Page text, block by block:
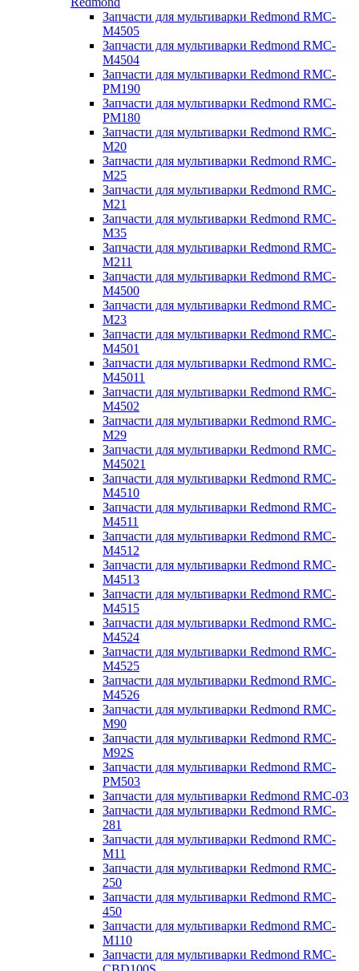
Запчасти для мультиварки Redmond RMC-
M4505
Запчасти для мультиварки Redmond RMC-
M4504
Запчасти для мультиварки Redmond RMC-
PM190
Запчасти для мультиварки Redmond RMC-
PM180
Запчасти для мультиварки Redmond RMC-
M20
Запчасти для мультиварки Redmond RMC-
M25
Запчасти для мультиварки Redmond RMC-
M21
Запчасти для мультиварки Redmond RMC-
M35
Запчасти для мультиварки Redmond RMC-
M211
Запчасти для мультиварки Redmond RMC-
M4500
Запчасти для мультиварки Redmond RMC-
M23
Запчасти для мультиварки Redmond RMC-
M4501
Запчасти для мультиварки Redmond RMC-
M45011
Запчасти для мультиварки Redmond RMC-
M4502
Запчасти для мультиварки Redmond RMC-
M29
Запчасти для мультиварки Redmond RMC-
M45021
Запчасти для мультиварки Redmond RMC-
M4510
Запчасти для мультиварки Redmond RMC-
M4511
Запчасти для мультиварки Redmond RMC-
M4512
Запчасти для мультиварки Redmond RMC-
M4513
Запчасти для мультиварки Redmond RMC-
M4515
Запчасти для мультиварки Redmond RMC-
M4524
Запчасти для мультиварки Redmond RMC-
M4525
Запчасти для мультиварки Redmond RMC-
M4526
Запчасти для мультиварки Redmond RMC-
M90
Запчасти для мультиварки Redmond RMC-
M92S
Запчасти для мультиварки Redmond RMC-
PM503
Запчасти для мультиварки Redmond RMC-03
Запчасти для мультиварки Redmond RMC-
281
Запчасти для мультиварки Redmond RMC-
M11
Запчасти для мультиварки Redmond RMC-
250
Запчасти для мультиварки Redmond RMC-
450
Запчасти для мультиварки Redmond RMC-
M110
Запчасти для мультиварки Redmond RMC-